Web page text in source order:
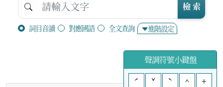
詞目音讀 對應國語 全文查詢 進階設定
檢 索
聲調符號小鍵盤
ˊ
ˇ ˋ ^ +